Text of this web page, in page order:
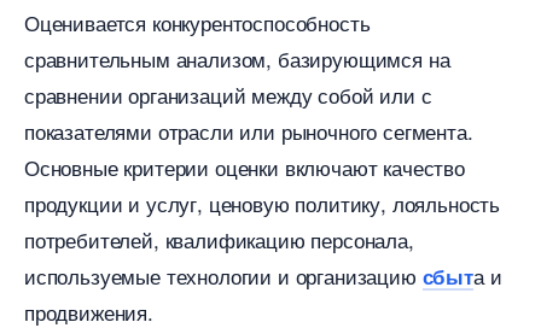
Оценивается конкурентоспособность
сравнительным анализом, базирующимся на
сравнении организаций между собой или с
показателями отрасли или рыночного сегмента.​
Основные критерии оценки включают качество
продукции и услуг, ценовую политику, лояльность
потребителей, квалификацию персонала,
используемые технологии и организацию сбыта и
продвижения.​